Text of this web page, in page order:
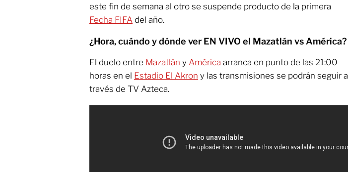
este fin de semana al otro se suspende producto de la primera
Fecha FIFA del año.
¿Hora, cuándo y dónde ver EN VIVO el Mazatlán vs América?
El duelo entre Mazatlán y América arranca en punto de las 21:00
horas en el Estadio El Akron y las transmisiones se podrán seguir a
través de TV Azteca.